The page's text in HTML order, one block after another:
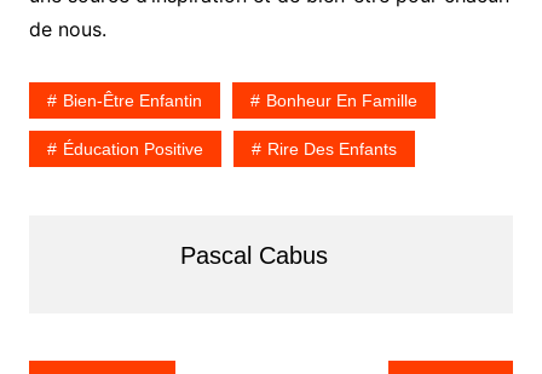
de nous.
Bien-Être Enfantin Bonheur En Famille
Éducation Positive Rire Des Enfants
Pascal Cabus